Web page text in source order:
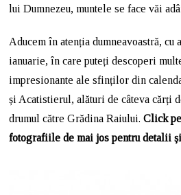
lui Dumnezeu, muntele se face văi
Aducem în atenția dumneavoastră,
ianuarie, în care puteți descoperi
impresionante ale sfinților din
și Acatistierul, alături de câteva cărți
drumul către Grădina Raiului.Click
fotografiile de mai jos pentru detalii